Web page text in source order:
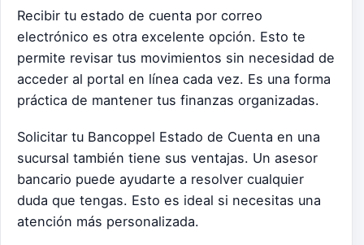
Recibir tu estado de cuenta por correo
electrónico es otra excelente opción. Esto te
permite revisar tus movimientos sin necesidad de
acceder al portal en línea cada vez. Es una forma
práctica de mantener tus finanzas organizadas.
Solicitar tu Bancoppel Estado de Cuenta en una
sucursal también tiene sus ventajas. Un asesor
bancario puede ayudarte a resolver cualquier
duda que tengas. Esto es ideal si necesitas una
atención más personalizada.